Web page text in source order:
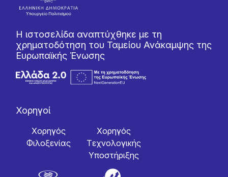
Η ιστοσελίδα αναπτύχθηκε με τη
χρηματοδότηση του Ταμείου Ανάκαμψης της
Ευρωπαϊκής Ένωσης
Χορηγοί
Χορηγός
Φιλοξενίας
Χορηγός
Tεχνολογικής
Yποστήριξης